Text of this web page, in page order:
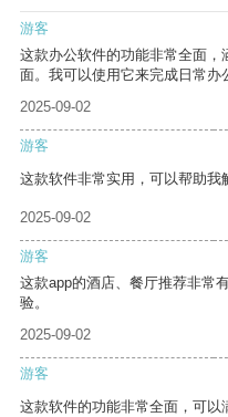
游客
这款办公软件的功能非常全面
面。我可以使用它来完成日常办
2025-09-02
游客
这款软件非常实用，可以帮助我
2025-09-02
游客
这款app的酒店、餐厅推荐非常
验。
2025-09-02
游客
这款软件的功能非常全面，可以